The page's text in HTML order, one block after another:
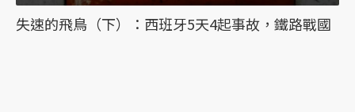
失速的飛鳥（下）：西班牙5天4起事故，鐵路戰國